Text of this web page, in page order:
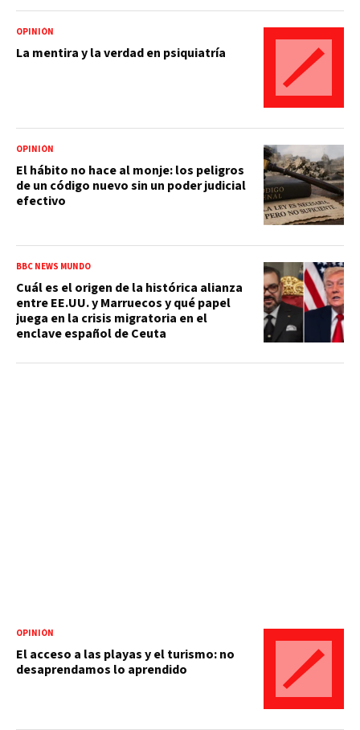
OPINIÓN
La mentira y la verdad en psiquiatría
OPINIÓN
El hábito no hace al monje: los peligros
de un código nuevo sin un poder judicial
efectivo
BBC NEWS MUNDO
Cuál es el origen de la histórica alianza
entre EE.UU. y Marruecos y qué papel
juega en la crisis migratoria en el
enclave español de Ceuta
OPINIÓN
El acceso a las playas y el turismo: no
desaprendamos lo aprendido